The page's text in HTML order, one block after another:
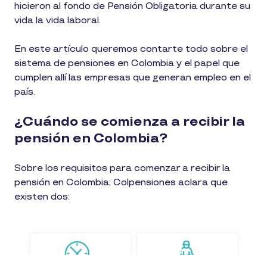
hicieron al fondo de Pensión Obligatoria durante su
vida la vida laboral.
En este artículo queremos contarte todo sobre el
sistema de pensiones en Colombia y el papel que
cumplen allí las empresas que generan empleo en el
país.
¿Cuándo se comienza a recibir la
pensión en Colombia?
Sobre los requisitos para comenzar a recibir la
pensión en Colombia; Colpensiones aclara que
existen dos: